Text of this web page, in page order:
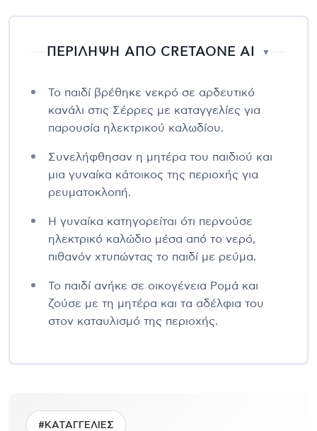
ΠΕΡΙΛΗΨΗ ΑΠΟ CRETAONE AI ▼
Το παιδί βρέθηκε νεκρό σε αρδευτικό
κανάλι στις Σέρρες με καταγγελίες για
παρουσία ηλεκτρικού καλωδίου.
Συνελήφθησαν η μητέρα του παιδιού και
μια γυναίκα κάτοικος της περιοχής για
ρευματοκλοπή.
Η γυναίκα κατηγορείται ότι περνούσε
ηλεκτρικό καλώδιο μέσα από το νερό,
πιθανόν χτυπώντας το παιδί με ρεύμα.
Το παιδί ανήκε σε οικογένεια Ρομά και
ζούσε με τη μητέρα και τα αδέλφια του
στον καταυλισμό της περιοχής.
#ΚΑΤΑΓΓΕΛΙΕΣ